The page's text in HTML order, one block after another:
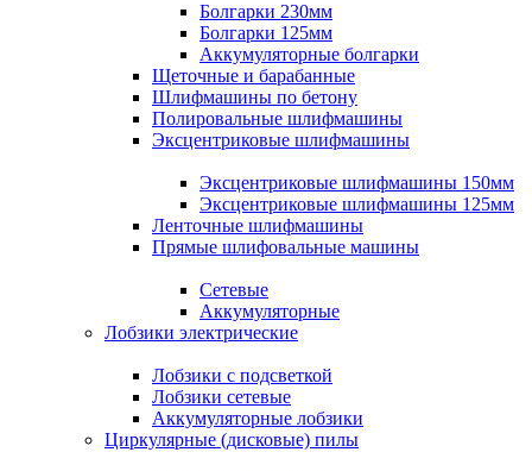
Болгарки 230мм
Болгарки 125мм
Аккумуляторные болгарки
Щеточные и барабанные
Шлифмашины по бетону
Полировальные шлифмашины
Эксцентриковые шлифмашины
Эксцентриковые шлифмашины 150мм
Эксцентриковые шлифмашины 125мм
Ленточные шлифмашины
Прямые шлифовальные машины
Сетевые
Аккумуляторные
Лобзики электрические
Лобзики с подсветкой
Лобзики сетевые
Аккумуляторные лобзики
Циркулярные (дисковые) пилы